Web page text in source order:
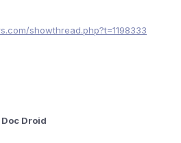
showthread.php?t=1198333
Doc Droid